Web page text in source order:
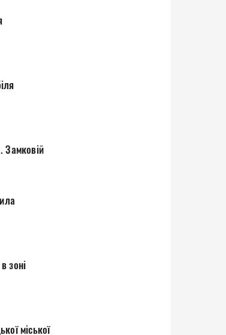
Замковій
зоні
міської